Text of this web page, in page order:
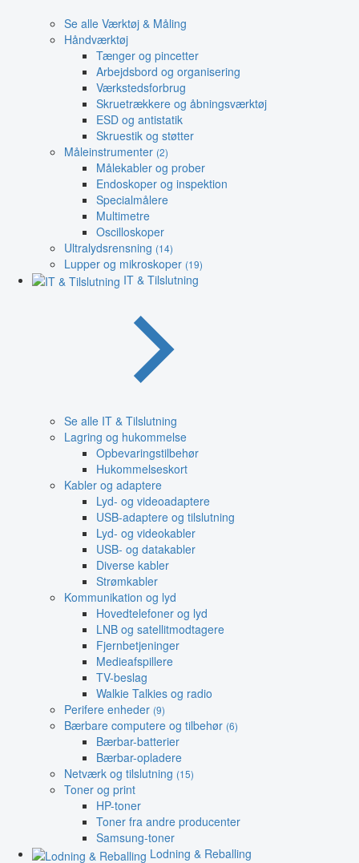
Se alle Værktøj & Måling
Håndværktøj
Tænger og pincetter
Arbejdsbord og organisering
Værkstedsforbrug
Skruetrækkere og åbningsværktøj
ESD og antistatik
Skruestik og støtter
Måleinstrumenter (2)
Målekabler og prober
Endoskoper og inspektion
Specialmålere
Multimetre
Oscilloskoper
Ultralydsrensning (14)
Lupper og mikroskoper (19)
IT & Tilslutning
Se alle IT & Tilslutning
Lagring og hukommelse
Opbevaringstilbehør
Hukommelseskort
Kabler og adaptere
Lyd- og videoadaptere
USB-adaptere og tilslutning
Lyd- og videokabler
USB- og datakabler
Diverse kabler
Strømkabler
Kommunikation og lyd
Hovedtelefoner og lyd
LNB og satellitmodtagere
Fjernbetjeninger
Medieafspillere
TV-beslag
Walkie Talkies og radio
Perifere enheder (9)
Bærbare computere og tilbehør (6)
Bærbar-batterier
Bærbar-opladere
Netværk og tilslutning (15)
Toner og print
HP-toner
Toner fra andre producenter
Samsung-toner
Lodning & Reballing